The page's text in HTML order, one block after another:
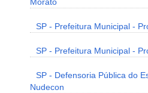
Morato
SP - Prefeitura Municipal -
SP - Prefeitura Municipal -
SP - Defensoria Pública do
Nudecon